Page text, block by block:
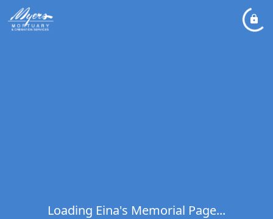
Loading Eina's Memorial Page...